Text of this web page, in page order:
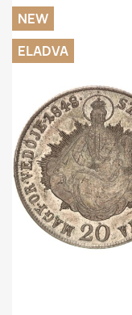
NEW
ELADVA